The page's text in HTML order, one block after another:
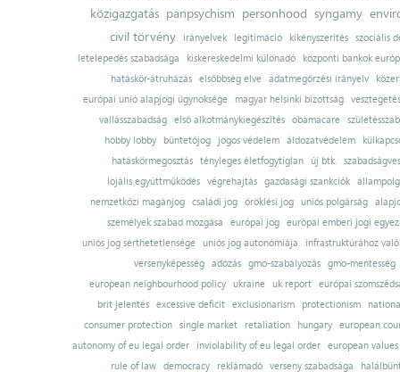
közigazgatás panpsychism personhood syngamy
civil törvény
irányelvek legitimáció kikényszerítés szociális
letelepedés szabadsága
kiskereskedelmi különadó
központi bankok
hatáskör-átruházás
elsőbbség elve adatmegőrzési irányelv
európai unió alapjogi ügynoksége
magyar helsinki bizottság
vesztegetés
vallásszabadság
első alkotmánykiegészítés obamacare
hobby lobby
büntetőjog jogos védelem áldozatvédelem
hatáskörmegosztás tényleges életfogytiglan új btk.
lojális együttműködés
végrehajtás gazdasági szankciók
nemzetközi magánjog
családi jog öröklési jog uniós polgárság
személyek szabad mozgása
európai jog európai emberi jogi
uniós jog sérthetetlensége uniós jog autonómiája
infrastruktúrához
versenyképesség adózás gmo-szabályozás gmo-mentesség
european neighbourhood policy
ukraine uk report
európai
brit jelentés excessive deficit exclusionarism protectionism
consumer protection
single market retaliation hungary
european
autonomy of eu legal order
inviolability of eu legal order
european values
rule of law
democracy reklámadó verseny szabadsága